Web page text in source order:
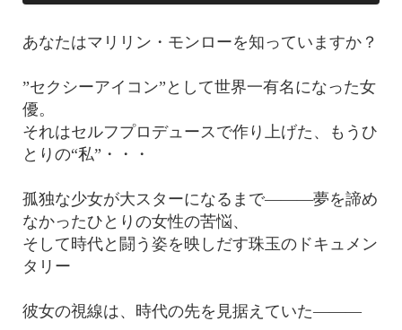
あなたはマリリン・モンローを知っていますか？
”セクシーアイコン”として世界一有名になった女
優。
それはセルフプロデュースで作り上げた、もうひ
とりの“私”・・・
孤独な少女が大スターになるまで———夢を諦め
なかったひとりの女性の苦悩、
そして時代と闘う姿を映しだす珠玉のドキュメン
タリー
彼女の視線は、時代の先を見据えていた———